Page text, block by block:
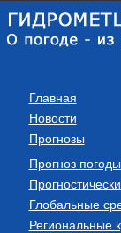
Главная
Новости
Прогнозы
Прогноз
Глобальные
Региональные